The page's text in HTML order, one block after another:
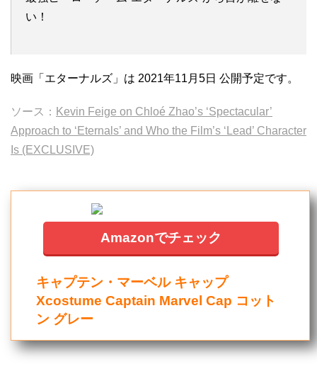
い！
映画「エターナルズ」は 2021年11月5日 公開予定です。
ソース：
Kevin Feige on Chloé Zhao’s ‘Spectacular’
Approach to ‘Eternals’ and Who the Film’s ‘Lead’ Character
Is (EXCLUSIVE)
Amazonでチェック
キャプテン・マーベル キャップ
Xcostume Captain Marvel Cap コット
ン グレー